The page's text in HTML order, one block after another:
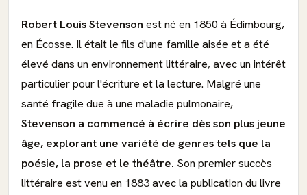
Robert Louis Stevenson est né en 1850 à Édimbourg,
en Écosse. Il était le fils d'une famille aisée et a été
élevé dans un environnement littéraire, avec un intérêt
particulier pour l'écriture et la lecture. Malgré une
santé fragile due à une maladie pulmonaire,
Stevenson a commencé à écrire dès son plus jeune
âge, explorant une variété de genres tels que la
poésie, la prose et le théâtre. Son premier succès
littéraire est venu en 1883 avec la publication du livre